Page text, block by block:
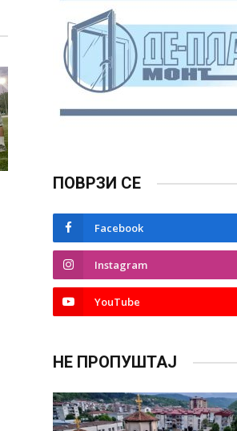
ПОВРЗИ СЕ
Facebook
Instagram
YouTube
НЕ ПРОПУШТАЈ